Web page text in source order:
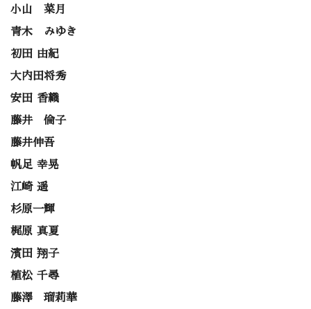
小山 菜月
青木 みゆき
初田 由紀
大内田将秀
安田 香織
藤井 倫子
藤井伸吾
帆足 幸晃
江崎 遥
杉原一輝
梶原 真夏
濱田 翔子
植松 千尋
藤澤 瑠莉華